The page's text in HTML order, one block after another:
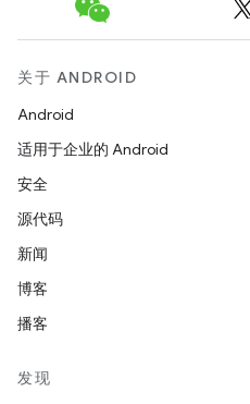
关于 ANDROID
Android
适用于企业的 Android
安全
源代码
新闻
博客
播客
发现